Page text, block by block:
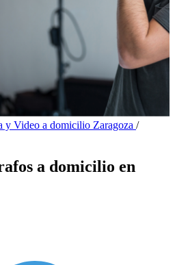
y Video a domicilio Zaragoza /
a domicilio en